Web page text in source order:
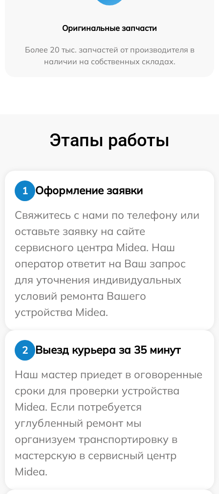
Оригинальные запчасти
Более 20 тыс. запчастей от производителя в
наличии на собственных складах.
Этапы работы
1
Оформление заявки
Свяжитесь с нами по телефону или
оставьте заявку на сайте
сервисного центра Midea. Наш
оператор ответит на Ваш запрос
для уточнения индивидуальных
условий ремонта Вашего
устройства Midea.
2
Выезд курьера за 35 минут
Наш мастер приедет в оговоренные
сроки для проверки устройства
Midea. Если потребуется
углубленный ремонт мы
организуем транспортировку в
мастерскую в сервисный центр
Midea.